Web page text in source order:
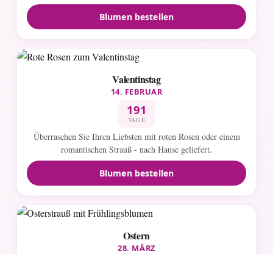
Blumen bestellen
Valentinstag
14. FEBRUAR
191
TAGE
Überraschen Sie Ihren Liebsten mit roten Rosen oder einem
romantischen Strauß - nach Hause geliefert.
Blumen bestellen
Ostern
28. MÄRZ